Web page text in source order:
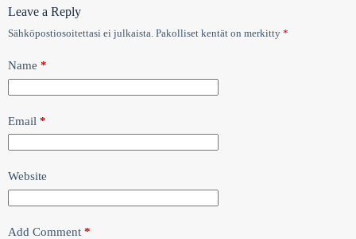
Leave a Reply
Sähköpostiosoitettasi ei julkaista. Pakolliset kentät on merkitty *
Name *
Email *
Website
Add Comment *